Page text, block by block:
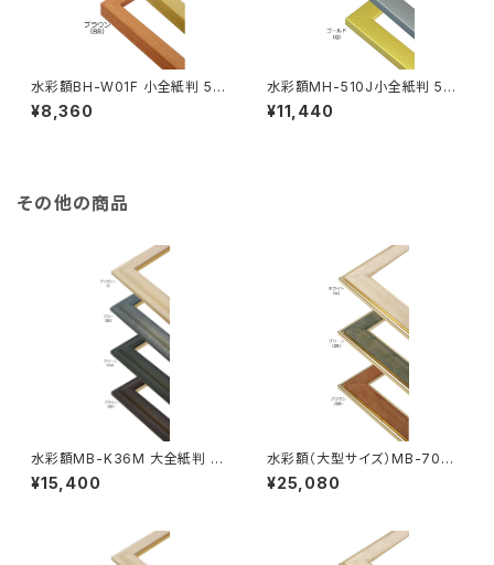
水彩額BH-W01F 小全紙判 50
7×659ミリ
¥8,360
水彩額MH-510J小全紙判 507
×659ミリ
¥11,440
その他の商品
水彩額MB-K36M 大全紙判 5
44×726ミリ
¥15,400
水彩額（大型サイズ）MB-700N
MO判 693×893ミリ
¥25,080